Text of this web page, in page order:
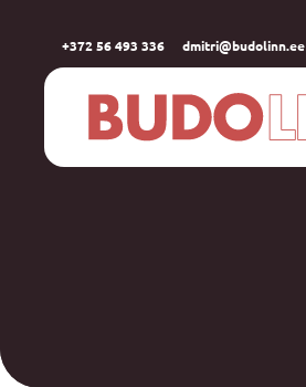
+372 56 493 336 dmitri@budolinn.ee